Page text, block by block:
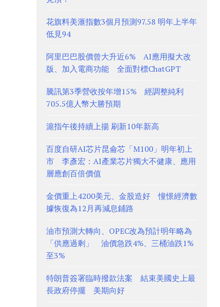
花旗料美滙指數3個月預測97.58 明年上半年
低見94
阿里巴巴股價曾大升近6% AI應用擬大改
版、加入電商功能 全面對標ChatGPT
騰訊第3季營收按年增15% 經調整純利
705.5億人幣大勝預期
滬指午後持續上揚 刷新10年新高
百度自研AI芯片昆侖芯「M100」明年初上
市 李彥宏：AI產業芯片獨大不健康、應用
層應創百倍價值
金價重上4200美元、金股造好 憧憬經濟數
據恢復為12月再減息鋪路
油市預測大轉向、OPEC改為預計明年略為
「供應過剩」 油價急跌4%、三桶油跌1%
至3%
特朗普簽署臨時撥款法案 結束美國史上最
長政府停擺 美期向好